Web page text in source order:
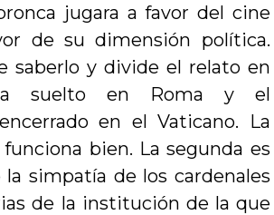
nca jugara a favor del cine
de su dimensión política.
saberlo y divide el relato en
suelto en Roma y el
en el Vaticano. La
bien. La segunda es
la simpatía de los cardenales
de la institución de la que